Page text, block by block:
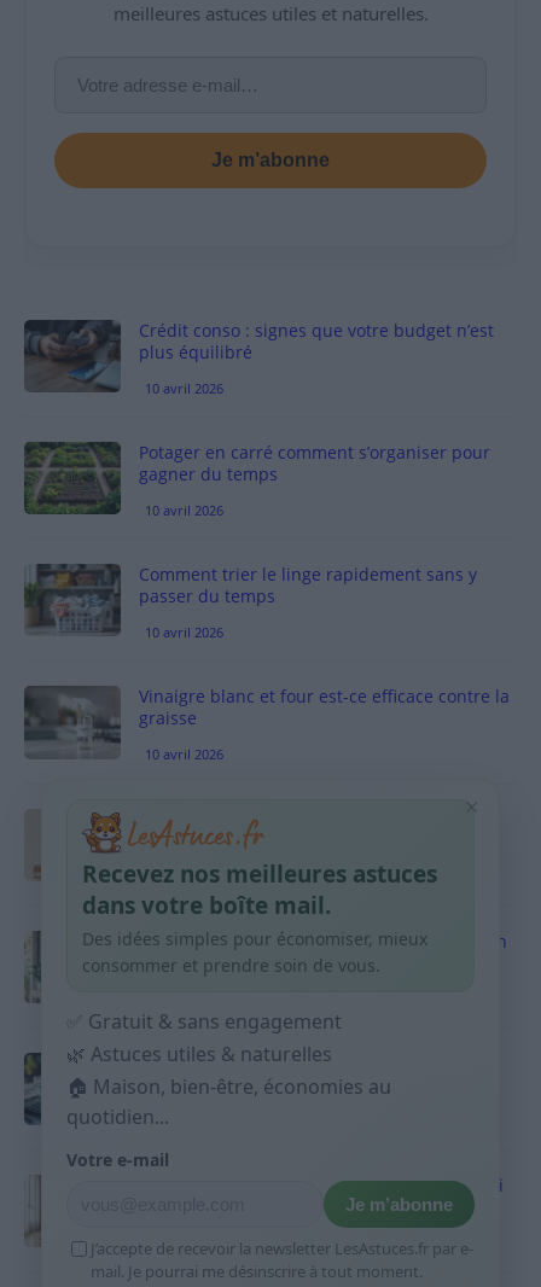
meilleures astuces utiles et naturelles.
Je m’abonne
Crédit conso : signes que votre budget n’est
plus équilibré
10 avril 2026
Potager en carré comment s’organiser pour
gagner du temps
10 avril 2026
Comment trier le linge rapidement sans y
passer du temps
10 avril 2026
Vinaigre blanc et four est-ce efficace contre la
graisse
10 avril 2026
Taches pigmentaires : routine simple +
habitudes qui aident
9 avril 2026
Produits ménagers : comment économiser en
courses sans acheter 10 sprays
Budget mensuel : méthode rapide pour
répartir son salaire dès le jour de paie
9 avril 2026
Sport 10 minutes par jour est-ce utile et quoi
9 avril 2026
×
Recevez nos meilleures astuces
dans votre boîte mail.
Des idées simples pour économiser, mieux
consommer et prendre soin de vous.
✅ Gratuit & sans engagement
🌿 Astuces utiles & naturelles
🏠 Maison, bien-être, économies au
quotidien...
Votre e-mail
Je m’abonne
J’accepte de recevoir la newsletter LesAstuces.fr par e-
mail. Je pourrai me désinscrire à tout moment.